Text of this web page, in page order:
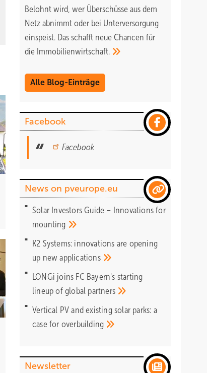
Belohnt wird, wer Überschüsse aus dem
Netz abnimmt oder bei Unterversorgung
einspeist. Das schafft neue Chancen für
die Immobilienwirtschaft.
Alle Blog-Einträge
Facebook
Facebook
News on pveurope.eu
Solar Investors Guide – Innovations for
mounting
K2 Systems: innovations are opening
up newapplications
LONGi joins FC Bayern's starting
lineup of global partners
Vertical PV and existing solar parks: a
case for overbuilding
Newsletter